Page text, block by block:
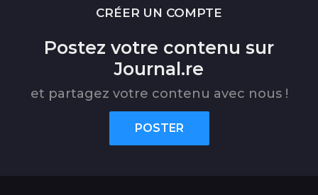
CRÉER UN COMPTE
Postez votre contenu sur
Journal.re
et partagez votre contenu avec nous !
POSTER